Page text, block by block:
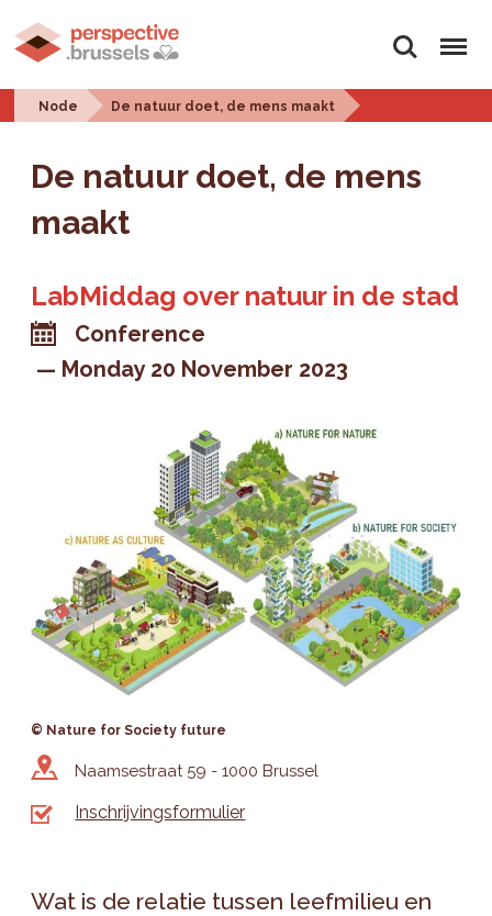
Search Menu
Node De natuur doet, de mens maakt
De natuur doet, de mens
maakt
LabMiddag over natuur in de stad
Conference
Monday 20 November 2023
© Nature for Society future
Naamsestraat 59 - 1000 Brussel
Inschrijvingsformulier
Wat is de relatie tussen leefmilieu en